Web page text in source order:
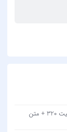
دانلود آهنگ قشنگترین عادتمی از فرهاد رستمی با کیفیت 320 + متن